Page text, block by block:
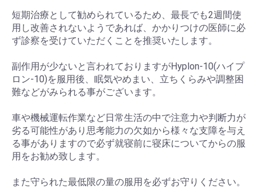
短期治療として勧められているため、最長でも2週間使
用し改善されないようであれば、かかりつけの医師に必
ず診察を受けていただくことを推奨いたします。
副作用が少ないと言われておりますがHyplon-10(ハイプ
ロン-10)を服用後、眠気やめまい、立ちくらみや調整困
難などがみられる事がございます。
車や機械運転作業など日常生活の中で注意力や判断力が
劣る可能性があり思考能力の欠如から様々な支障を与え
る事がありますので必ず就寝前に寝床についてからの服
用をお勧め致します。
また守られた最低限の量の服用を必ずお守りください。